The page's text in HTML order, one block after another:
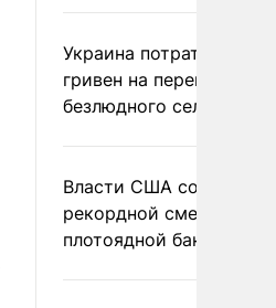
Украина потратила 1
гривен на
безлюдного села
Власти США сообщили
рекордной смертности
плотоядной бактерии